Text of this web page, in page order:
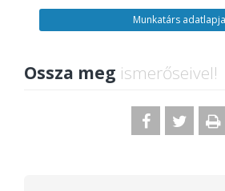
Munkatárs adatlapja
Ossza meg ismerőseivel!